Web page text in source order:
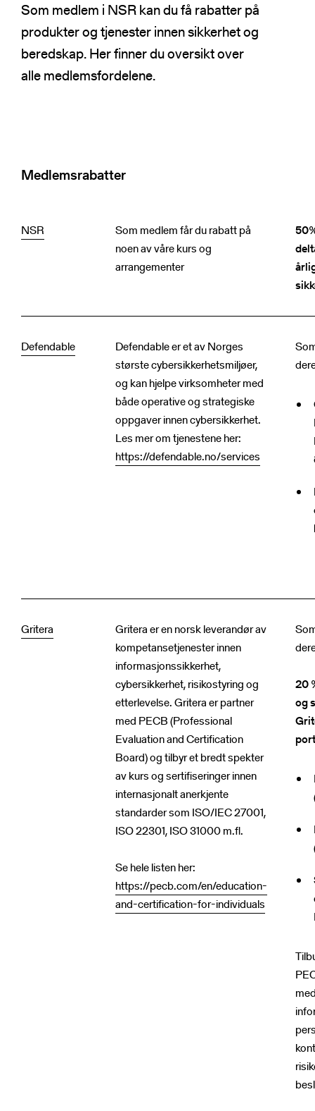
NSRs kontaktregister
Varde
Heimdall
Basun
Publikasjoner
Informasjonsdeling
Medlemsbedrifter
Ansatte
Kontakt oss
NSR Digital
NSR Beredskap
Som medlem i NSR kan du få rabatter på
produkter og tjenester innen sikkerhet og
beredskap. Her finner du oversikt over
alle medlemsfordelene.
Medlemsrabatter
NSR
Som medlem får du rabatt på
noen av våre kurs og
arrangementer
Defendable
Defendable er et av Norges
største cybersikkerhetsmiljøer,
og kan hjelpe virksomheter med
både operative og strategiske
oppgaver innen cybersikkerhet.
Les mer om tjenestene her:
https://defendable.no/services
Gritera
Gritera er en norsk leverandør av
kompetansetjenester innen
informasjonssikkerhet,
cybersikkerhet, risikostyring og
etterlevelse. Gritera er partner
med PECB (Professional
Evaluation and Certification
Board) og tilbyr et bredt spekter
av kurs og sertifiseringer innen
internasjonalt anerkjente
standarder som ISO/IEC 27001,
ISO 22301, ISO 31000 m.fl.
Se hele listen her:
https://pecb.com/en/education-
and-certification-for-individuals
20
og